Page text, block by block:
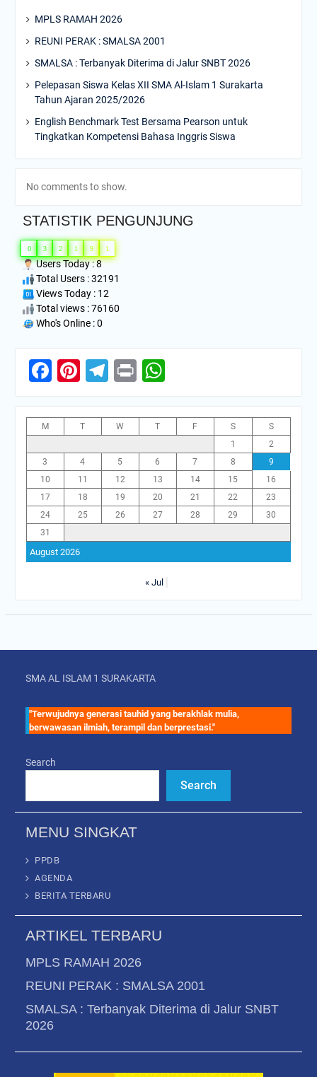
MPLS RAMAH 2026
REUNI PERAK : SMALSA 2001
SMALSA : Terbanyak Diterima di Jalur SNBT 2026
Pelepasan Siswa Kelas XII SMA Al-Islam 1 Surakarta
Tahun Ajaran 2025/2026
English Benchmark Test Bersama Pearson untuk
Tingkatkan Kompetensi Bahasa Inggris Siswa
No comments to show.
STATISTIK PENGUNJUNG
0 3 2 1 9 1
Users Today : 8
Total Users : 32191
Views Today : 12
Total views : 76160
Who's Online : 0
Facebook
Pinterest
Telegram
PrintWhatsApp
August 2026
M T W T F S
S
1
2
3
4 5 6 7 8
9
10
11 12 13 14 15
16
17
18 19 20 21 22
23
24
25 26 27 28 29
30
31
« Jul
SMA AL ISLAM 1 SURAKARTA
"Terwujudnya generasi tauhid yang berakhlak mulia,
berwawasan ilmiah, terampil dan berprestasi."
Search
Search
MENU SINGKAT
PPDB
AGENDA
BERITA TERBARU
ARTIKEL TERBARU
MPLS RAMAH 2026
REUNI PERAK : SMALSA 2001
SMALSA : Terbanyak Diterima di Jalur SNBT
2026